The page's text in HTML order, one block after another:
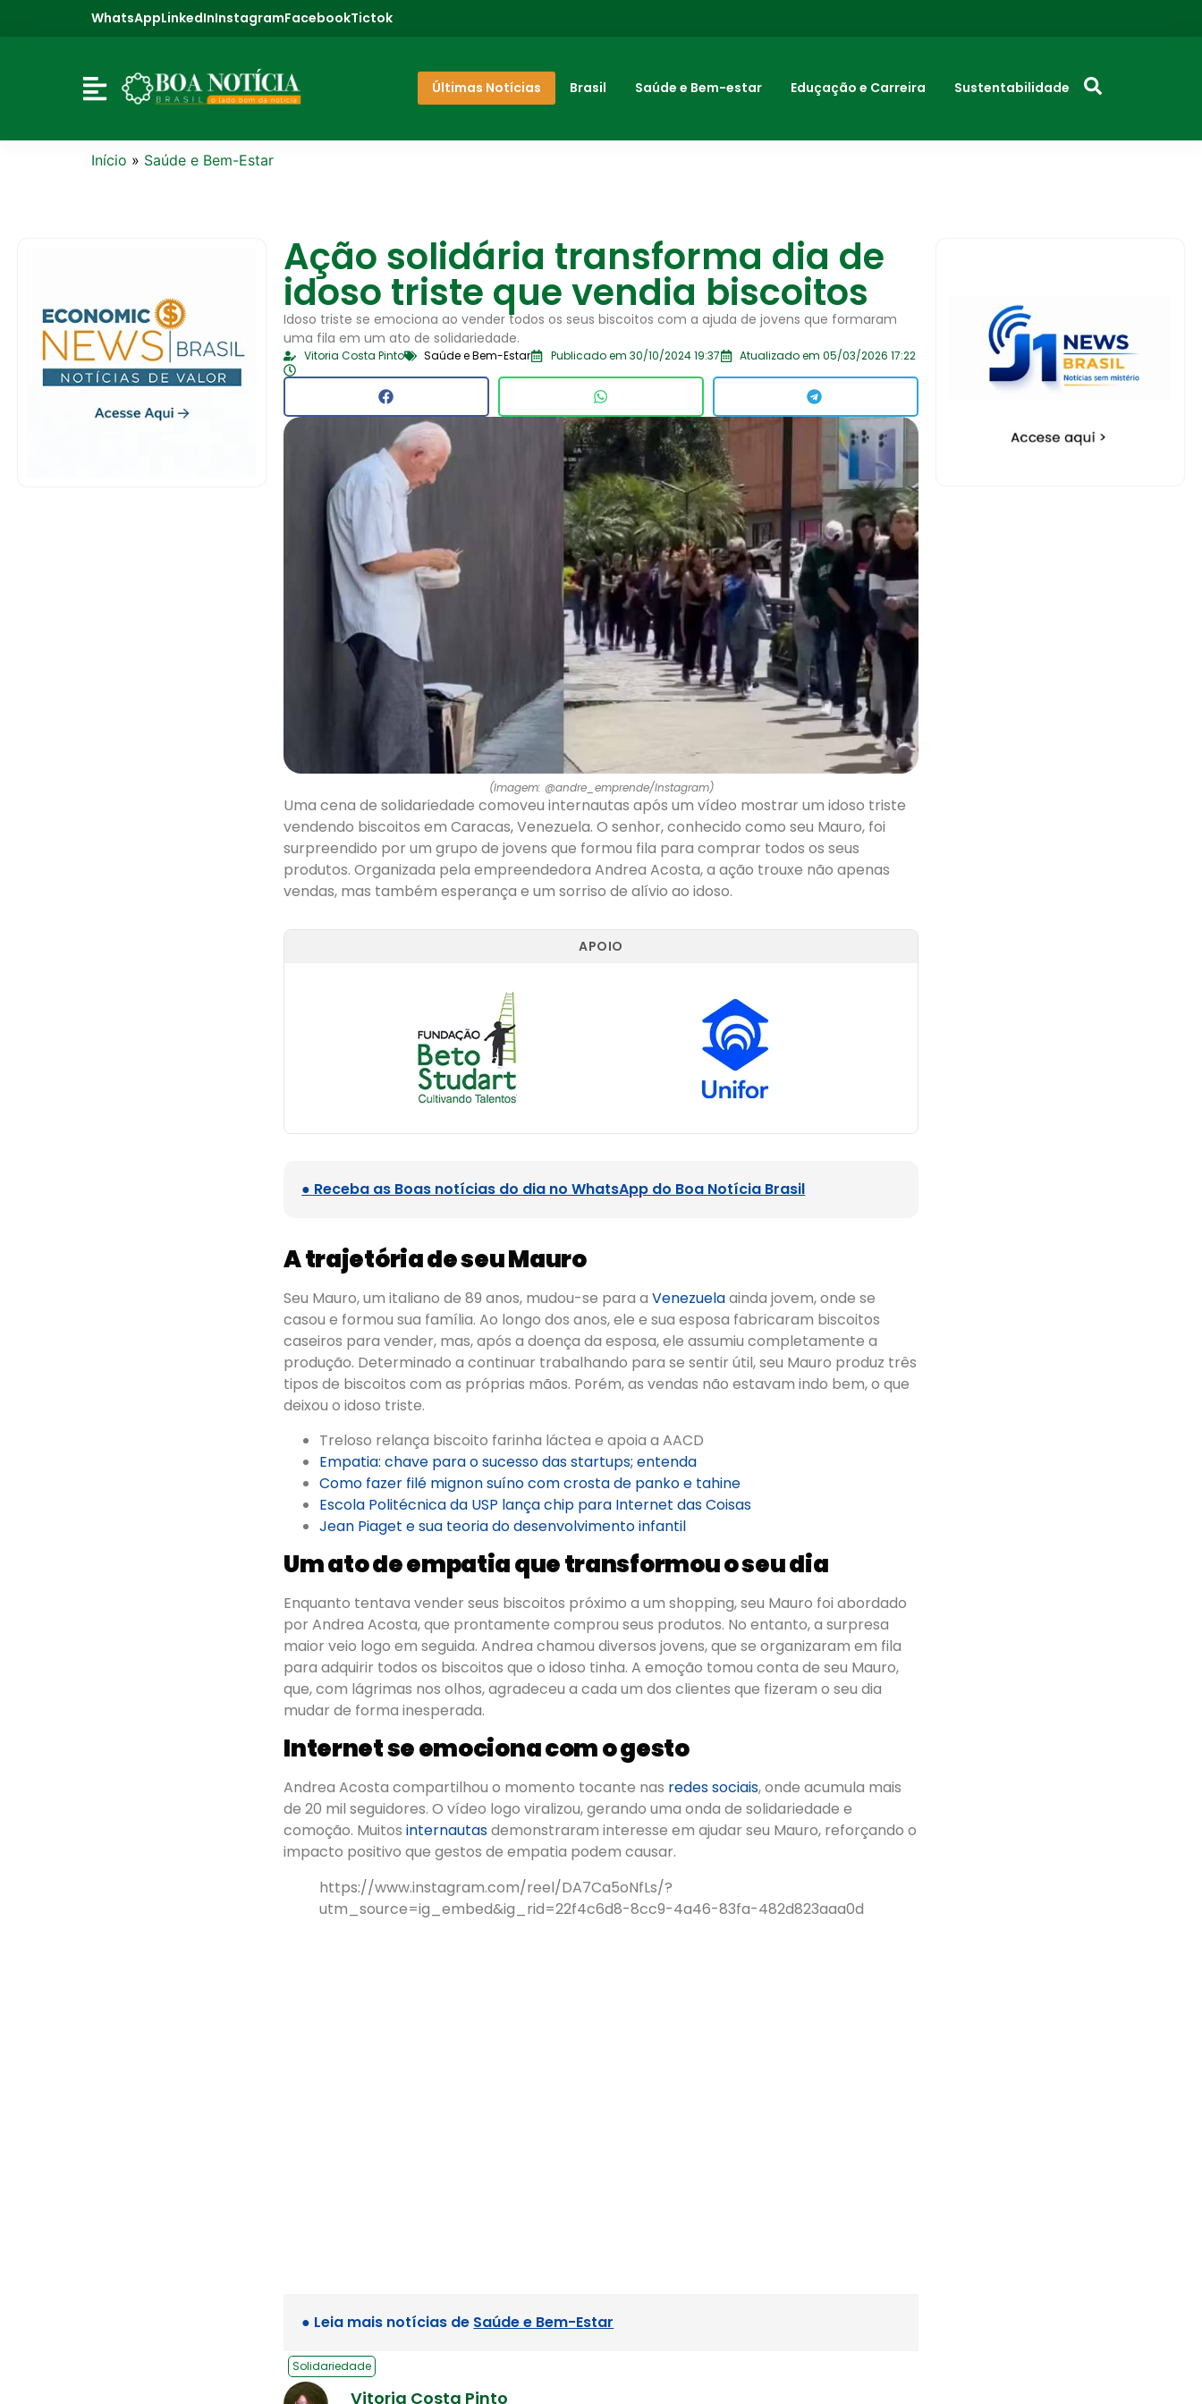
WhatsAppLinkedInInstagramFacebookTictok
Últimas Notícias Brasil Saúde e Bem-estar Eduçação e Carreira Sustentabilidade
Início » Saúde e Bem-Estar
Ação solidária transforma dia de
idoso triste que vendia biscoitos
Idoso triste se emociona ao vender todos os seus biscoitos com a ajuda de jovens que formaram
uma fila em um ato de solidariedade.
Vitoria Costa Pinto Saúde e Bem-Estar Publicado em 30/10/2024 19:37 Atualizado em 05/03/2026 17:22
(Imagem: @andre_emprende/Instagram)
Uma cena de solidariedade comoveu internautas após um vídeo mostrar um idoso triste
vendendo biscoitos em Caracas, Venezuela. O senhor, conhecido como seu Mauro, foi
surpreendido por um grupo de jovens que formou fila para comprar todos os seus
produtos. Organizada pela empreendedora Andrea Acosta, a ação trouxe não apenas
vendas, mas também esperança e um sorriso de alívio ao idoso.
APOIO
● Receba as Boas notícias do dia no WhatsApp do Boa Notícia Brasil
A trajetória de seu Mauro
Seu Mauro, um italiano de 89 anos, mudou-se para aVenezuelaainda jovem, onde se
casou e formou sua família. Ao longo dos anos, ele e sua esposa fabricaram biscoitos
caseiros para vender, mas, após a doença da esposa, ele assumiu completamente a
produção. Determinado a continuar trabalhando para se sentir útil, seu Mauro produz três
tipos de biscoitos com as próprias mãos. Porém, as vendas não estavam indo bem, o que
deixou o idoso triste.
Treloso relança biscoito farinha láctea e apoia a AACD
Empatia: chave para o sucesso das startups; entenda
Como fazer filé mignon suíno com crosta de panko e tahine
Escola Politécnica da USP lança chip para Internet das Coisas
Jean Piaget e sua teoria do desenvolvimento infantil
Um ato de empatia que transformou o seu dia
Enquanto tentava vender seus biscoitos próximo a um shopping, seu Mauro foi abordado
por Andrea Acosta, que prontamente comprou seus produtos. No entanto, a surpresa
maior veio logo em seguida. Andrea chamou diversos jovens, que se organizaram em fila
para adquirir todos os biscoitos que o idoso tinha. A emoção tomou conta de seu Mauro,
que, com lágrimas nos olhos, agradeceu a cada um dos clientes que fizeram o seu dia
mudar de forma inesperada.
Internet se emociona com o gesto
Andrea Acosta compartilhou o momento tocante nas redes sociais, onde acumula mais
de 20 mil seguidores. O vídeo logo viralizou, gerando uma onda de solidariedade e
comoção. Muitosinternautasdemonstraram interesse em ajudar seu Mauro, reforçando o
impacto positivo que gestos de empatia podem causar.
https://www.instagram.com/reel/DA7Ca5oNfLs/?
utm_source=ig_embed&ig_rid=22f4c6d8-8cc9-4a46-83fa-482d823aaa0d
● Leia mais notícias de Saúde e Bem-Estar
Solidariedade
Vitoria Costa Pinto